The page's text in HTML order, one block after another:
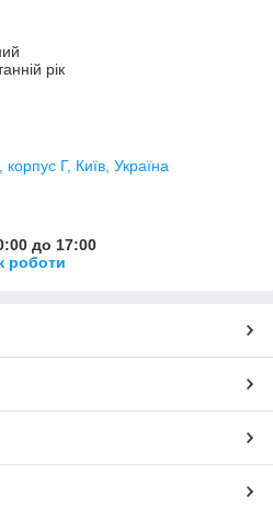
рік
Г, Київ, Україна
до 17:00
роботи